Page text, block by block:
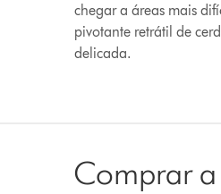
chegar a áreas mais
pivotante retrátil de
delicada.
Comprar